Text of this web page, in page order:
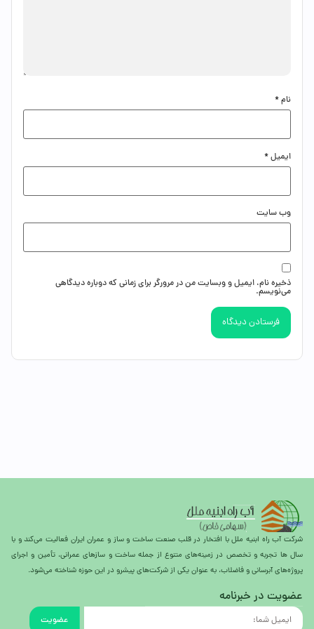
نام*
ایمیل*
وب‌ سایت
ذخیره نام، ایمیل و وبسایت من در مرورگر برای زمانی که دوباره دیدگاهی
می‌نویسم.
شرکت آب راه ابنیه ملل با افتخار در قلب صنعت ساخت و ساز و عمران ایران فعالیت می‌کند و با
سال ها تجربه و تخصص در زمینه‌های متنوع از جمله ساخت و سازهای عمرانی، تأمین و اجرای
پروژه‌های آبرسانی و فاضلاب، به عنوان یکی از شرکت‌های پیشرو در این حوزه شناخته می‌شود.
عضویت در خبرنامه
عضویت